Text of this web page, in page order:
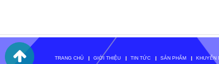
TRANG CHỦ GIỚI THIỆU TIN TỨC SẢN PHẨM KHUYẾN